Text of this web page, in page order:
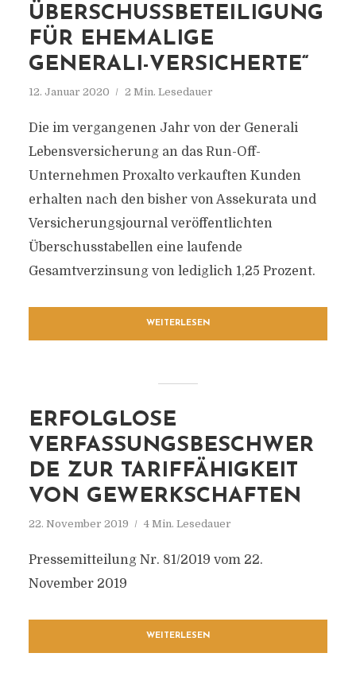
ÜBERSCHUSSBETEILIGUNG
FÜR EHEMALIGE
GENERALI-VERSICHERTE“
12. Januar 2020 2 Min. Lesedauer
Die im vergangenen Jahr von der Generali
Lebensversicherung an das Run-Off-
Unternehmen Proxalto verkauften Kunden
erhalten nach den bisher von Assekurata und
Versicherungsjournal veröffentlichten
Überschusstabellen eine laufende
Gesamtverzinsung von lediglich 1,25 Prozent.
WEITERLESEN
ERFOLGLOSE
VERFASSUNGSBESCHWER
DE ZUR TARIFFÄHIGKEIT
VON GEWERKSCHAFTEN
22. November 2019 4 Min. Lesedauer
Pressemitteilung Nr. 81/2019 vom 22.
November 2019
WEITERLESEN